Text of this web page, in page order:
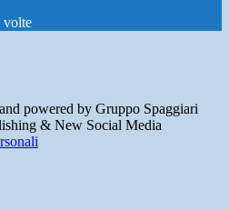
volte
powered by Gruppo Spaggiari
& New Social Media